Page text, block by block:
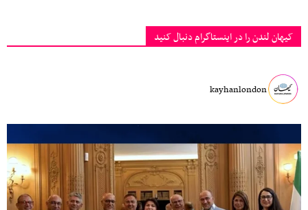
کیهان لندن را در اینستاگرام دنبال کنید
kayhanlondon